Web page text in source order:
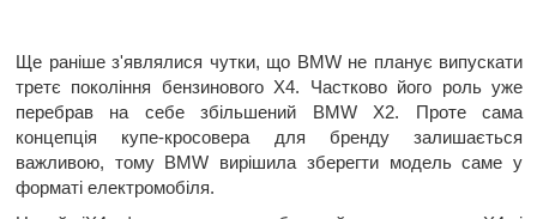
Ще раніше з'являлися чутки, що BMW не планує випускати
третє покоління бензинового X4. Частково його роль уже
перебрав на себе збільшений BMW X2. Проте сама
концепція купе-кросовера для бренду залишається
важливою, тому BMW вирішила зберегти модель саме у
форматі електромобіля.